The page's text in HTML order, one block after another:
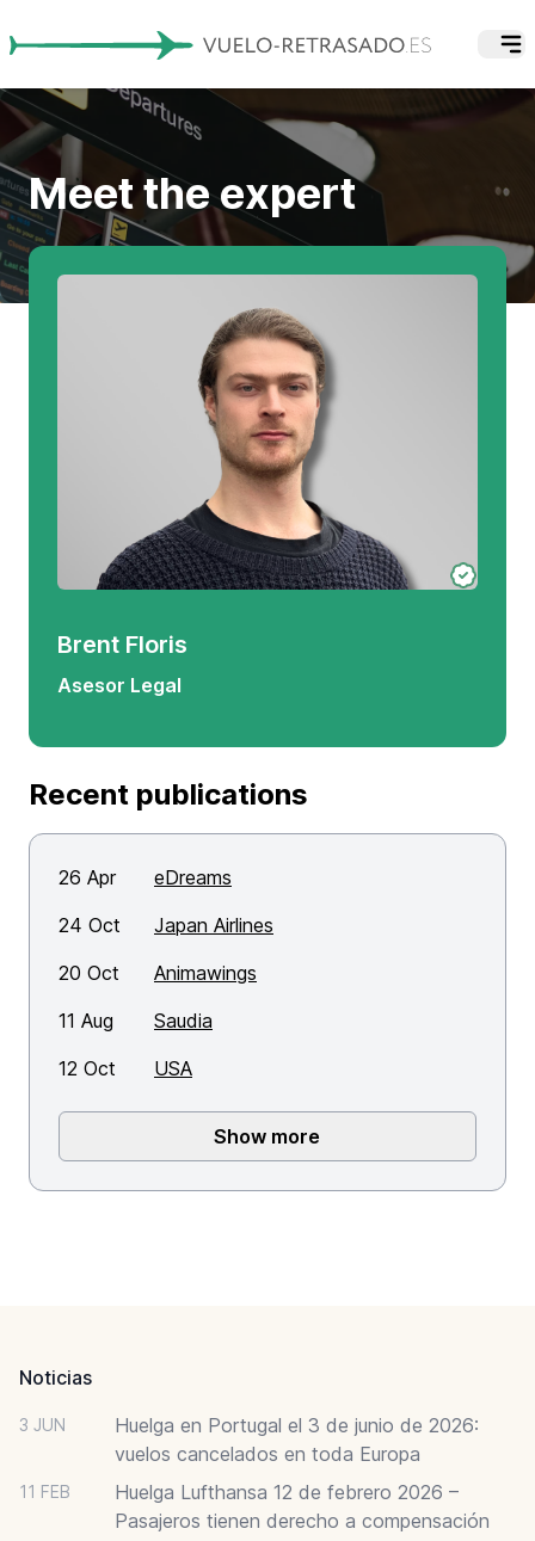
Meet the expert
Brent Floris
Asesor Legal
Recent publications
26 Apr
eDreams
24 Oct
Japan Airlines
20 Oct
Animawings
11 Aug
Saudia
12 Oct
USA
Show more
Noticias
3 JUN
Huelga en Portugal el 3 de junio de 2026:
vuelos cancelados en toda Europa
11 FEB
Huelga Lufthansa 12 de febrero 2026 –
Pasajeros tienen derecho a compensación